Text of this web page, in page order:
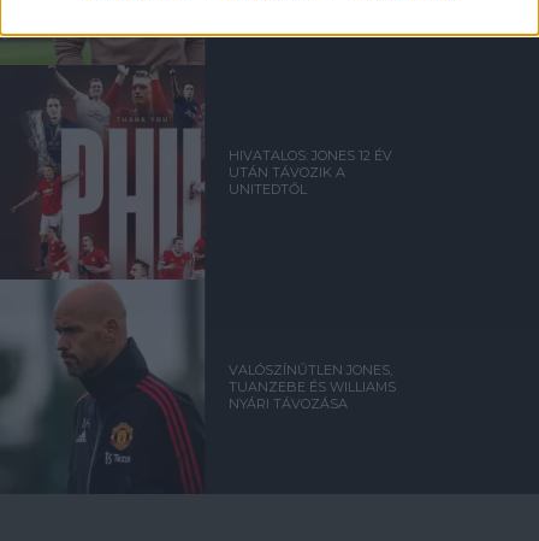
HIVATALOS: JONES 12 ÉV
UTÁN TÁVOZIK A
UNITEDTŐL
VALÓSZÍNŰTLEN JONES,
TUANZEBE ÉS WILLIAMS
NYÁRI TÁVOZÁSA